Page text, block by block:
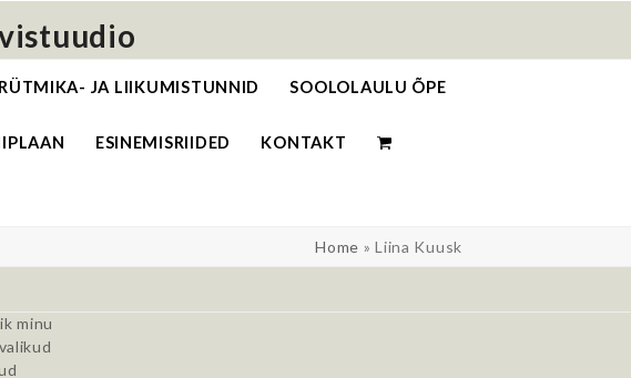
JA LIIKUMISTUNNID SOOLOLAULU ÕPE
ESINEMISRIIDED KONTAKT
Home »Liina Kuusk
minu